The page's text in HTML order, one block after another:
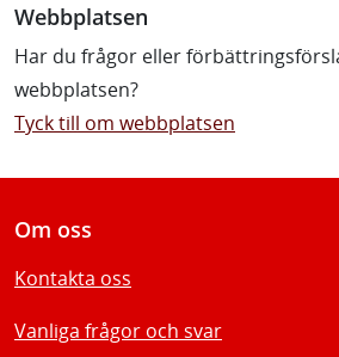
Webbplatsen
Har du frågor eller
webbplatsen?
Tyck till om webbplatsen
Om oss
Kontakta oss
Vanliga frågor och svar